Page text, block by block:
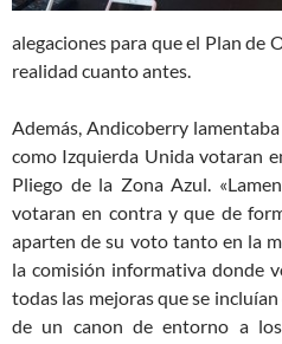
alegaciones para que el Plan de
realidad cuanto antes.
Además, Andicoberry
como Izquierda Unida votaran
Pliego de la Zona Azul.
votaran en contra y que de
aparten de su voto tanto en la
la comisión informativa donde
todas las mejoras que se
de un canon de entorno a